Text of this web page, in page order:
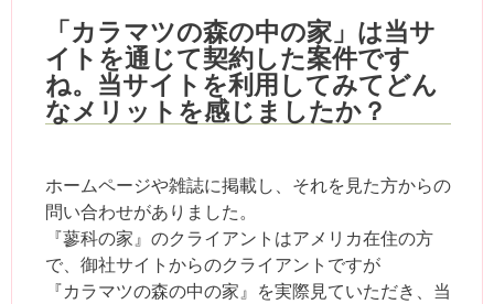
「カラマツの森の中の家」は当サ
イトを通じて契約した案件です
ね。当サイトを利用してみてどん
なメリットを感じましたか？
ホームページや雑誌に掲載し、それを見た方からの
問い合わせがありました。
『蓼科の家』のクライアントはアメリカ在住の方
で、御社サイトからのクライアントですが
『カラマツの森の中の家』を実際見ていただき、当